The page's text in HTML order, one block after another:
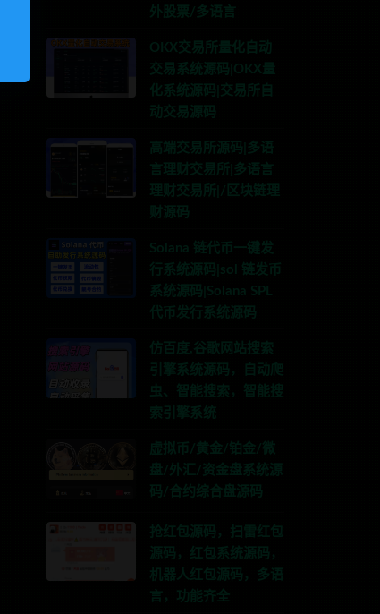
外股票/多语言
OKX交易所量化自动
交易系统源码|OKX量
化系统源码|交易所自
动交易源码
高端交易所源码|多语
言理财交易所|多语言
理财交易所|/区块链理
财源码
Solana 链代币一键发
行系统源码|sol 链发币
系统源码|Solana SPL
代币发行系统源码
仿百度,谷歌网站搜索
引擎系统源码，自动爬
虫、智能搜索，智能搜
索引擎系统
虚拟币/黄金/铂金/微
盘/外汇/资金盘系统源
码/合约综合盘源码
抢红包源码，扫雷红包
源码，红包系统源码，
机器人红包源码，多语
言，功能齐全